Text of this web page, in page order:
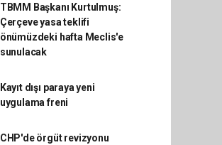
TBMM Başkanı Kurtulmuş:
Çerçeve yasa teklifi
önümüzdeki hafta Meclis'e
sunulacak
Kayıt dışı paraya yeni
uygulama freni
CHP'de örgüt revizyonu